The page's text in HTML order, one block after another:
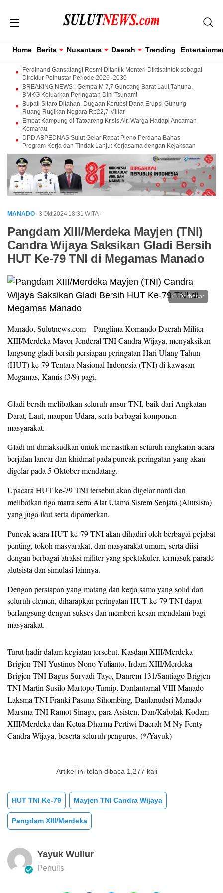
Home Berita Nusantara Daerah Trending
Ferdinand Gansalangi Resmi Dilantik Menteri Diktisaintek sebagai
Direktur Polnustar Periode 2026–2030
BREAKING NEWS : Gempa M 7,7 Guncang Barat Laut Tahuna,
BMKG Keluarkan Peringatan Dini Tsunami
Bupati Sitaro Ditahan, Dugaan Korupsi Dana Erupsi Gunung
Ruang Rugikan Negara Rp22,7 Miliar
Empat Kampung di Tatoareng Krisis Air, Warga Hadapi Ancaman
Kemarau
DPD ABPEDNAS Sulut Gelar Rapat Pleno Perdana Bahas
Program Kerja dan Tindak Lanjut Kerjasama dengan Kejaksaan
MANADO · 3 Okt 2024 18:31 WITA ·
Pangdam XIII/Merdeka Mayjen (TNI)
Candra Wijaya Saksikan Gladi Bersih
HUT Ke-79 TNI di Megamas Manado
Perbesar
Manado, Sulutnews.com – Panglima Komando Daerah Militer
XIII/Merdeka Mayor Jenderal TNI Candra Wijaya, menyaksikan
langsung gladi bersih persiapan peringatan Hari Ulang Tahun
(HUT) ke-79 Tentara Nasional Indonesia (TNI) di kawasan
Megamas, Kamis (3/9) pagi.
Gladi bersih melibatkan seluruh unsur TNI, baik dari Angkatan
Darat, Laut, maupun Udara, serta berbagai komponen
masyarakat.
Gladi ini dimaksudkan untuk memastikan seluruh rangkaian acara
berjalan lancar dan khidmat pada puncak peringatan yang akan
digelar pada 5 Oktober mendatang.
Upacara HUT ke-79 TNI tersebut akan digelar nanti dan
melibatkan tiga matra serta Alat Utama Sistem Senjata (Alutsista)
yang juga ikut serta dipamerkan.
Puncak acara HUT ke-79 TNI akan dihadiri oleh berbagai pejabat
penting, tokoh masyarakat, dan masyarakat umum, serta diisi
dengan berbagai atraksi militer yang spektakuler, termasuk parade
alutsista dan simulasi lainnya.
Dengan persiapan yang matang dan kerja sama yang solid dari
seluruh elemen, diharapkan peringatan HUT ke-79 TNI dapat
berlangsung dengan sukses dan memberi kesan mendalam bagi
masyarakat.
Turut hadir dalam kegiatan tersebut, Kasdam XIII/Merdeka
Brigjen TNI Yustinus Nono Yulianto, Irdam XIII/Merdeka
Brigjen TNI Bagus Suryadi Tayo, Danrem 131/Santiago Brigjen
TNI Martin Susilo Martopo Turnip, Danlantamal VIII Manado
Laksma TNI Franki Pasuna Sihombing, Danlanudsri Manado
Marsma TNI Ramot Sinaga, para Asisten, Dan/Kabalak Kodam
XIII/Merdeka dan Ketua Dharma Pertiwi Daerah M Ny Fenty
Candra Wijaya, beserta seluruh pengurus. (*/Yayuk)
Artikel ini telah dibaca 1,277 kali
HUT TNI Ke-79 Mayjen TNI Candra Wijaya
Pangdam XIII/Merdeka
Yayuk Wullur
Penulis